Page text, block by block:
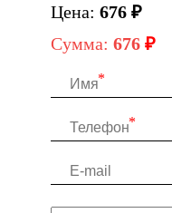
Цена: 676 ₽
Сумма: 676 ₽